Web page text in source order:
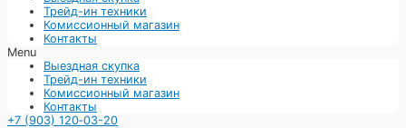
Трейд-ин техники
Комиссионный магазин
Контакты
Menu
Выездная скупка
Трейд-ин техники
Комиссионный магазин
Контакты
+7 (903) 120‑03-20